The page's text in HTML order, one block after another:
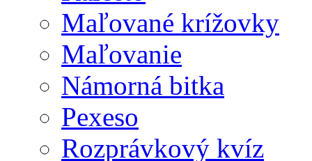
Maľované krížovky
Maľovanie
Námorná bitka
Pexeso
Rozprávkový kvíz